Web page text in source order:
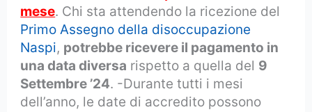
mese. Chi sta attendendo la ricezione del
Primo Assegno della disoccupazione
Naspi, potrebbe ricevere il pagamento in
una data diversa rispetto a quella del 9
Settembre ’24. -Durante tutti i mesi
dell’anno, le date di accredito possono